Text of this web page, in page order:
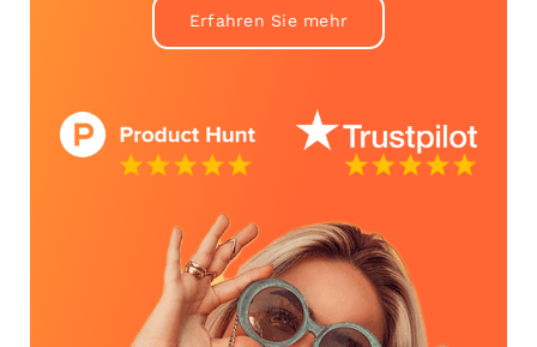
Erfahren Sie mehr